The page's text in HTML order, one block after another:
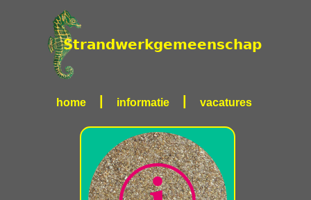
home informatie vacatures